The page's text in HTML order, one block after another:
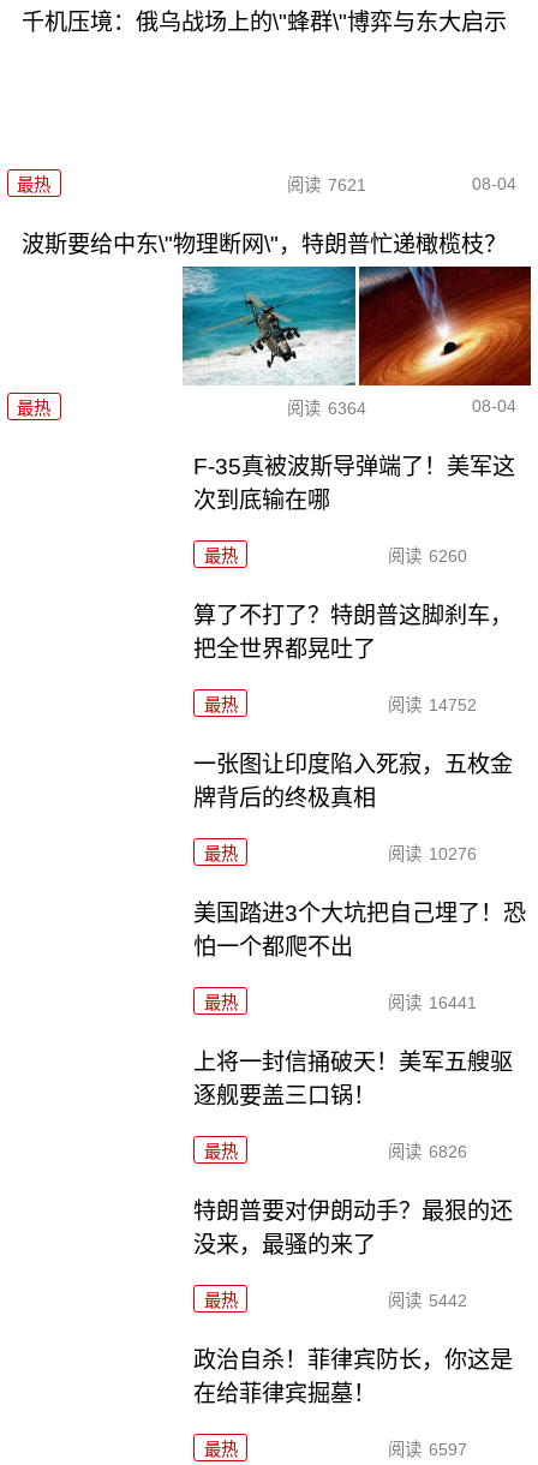
千机压境：俄乌战场上的\"蜂群\"博弈与东大启示
最热 阅读 7621 08-04
波斯要给中东\"物理断网\"，特朗普忙递橄榄枝？
最热 阅读 6364 08-04
F-35真被波斯导弹端了！美军这
次到底输在哪
最热 阅读 6260
算了不打了？特朗普这脚刹车，
把全世界都晃吐了
最热 阅读 14752
一张图让印度陷入死寂，五枚金
牌背后的终极真相
最热 阅读 10276
美国踏进3个大坑把自己埋了！恐
怕一个都爬不出
最热 阅读 16441
上将一封信捅破天！美军五艘驱
逐舰要盖三口锅！
最热 阅读 6826
特朗普要对伊朗动手？最狠的还
没来，最骚的来了
最热 阅读 5442
政治自杀！菲律宾防长，你这是
在给菲律宾掘墓！
最热 阅读 6597